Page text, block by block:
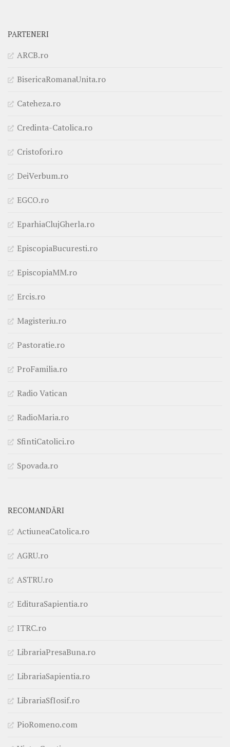
PARTENERI
ARCB.ro
BisericaRomanaUnita.ro
Cateheza.ro
Credinta-Catolica.ro
Cristofori.ro
DeiVerbum.ro
EGCO.ro
EparhiaClujGherla.ro
EpiscopiaBucuresti.ro
EpiscopiaMM.ro
Ercis.ro
Magisteriu.ro
Pastoratie.ro
ProFamilia.ro
Radio Vatican
RadioMaria.ro
SfintiCatolici.ro
Spovada.ro
RECOMANDĂRI
ActiuneaCatolica.ro
AGRU.ro
ASTRU.ro
EdituraSapientia.ro
ITRC.ro
LibrariaPresaBuna.ro
LibrariaSapientia.ro
LibrariaSfIosif.ro
PioRomeno.com